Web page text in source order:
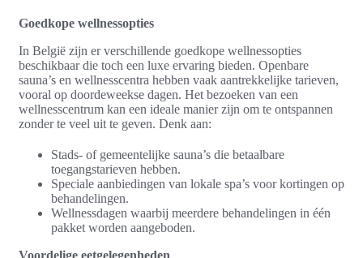
Goedkope wellnessopties
In België zijn er verschillende goedkope wellnessopties
beschikbaar die toch een luxe ervaring bieden. Openbare
sauna’s en wellnesscentra hebben vaak aantrekkelijke tarieven,
vooral op doordeweekse dagen. Het bezoeken van een
wellnesscentrum kan een ideale manier zijn om te ontspannen
zonder te veel uit te geven. Denk aan:
Stads- of gemeentelijke sauna’s die betaalbare
toegangstarieven hebben.
Speciale aanbiedingen van lokale spa’s voor kortingen op
behandelingen.
Wellnessdagen waarbij meerdere behandelingen in één
pakket worden aangeboden.
Voordelige eetgelegenheden